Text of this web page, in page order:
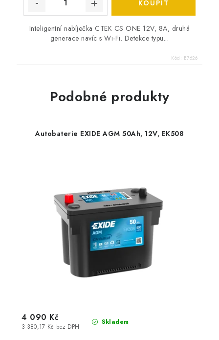
Inteligentní nabíječka CTEK CS ONE 12V, 8A, druhá
generace navíc s Wi-Fi. Detekce typu...
Kód: E7626
Podobné produkty
Autobaterie EXIDE AGM 50Ah, 12V, EK508
Skladem
3 380,17 Kč bez DPH
4 090 Kč